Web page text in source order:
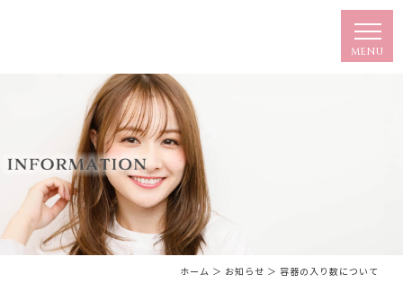
ホーム ＞ お知らせ ＞ 容器の入り数について